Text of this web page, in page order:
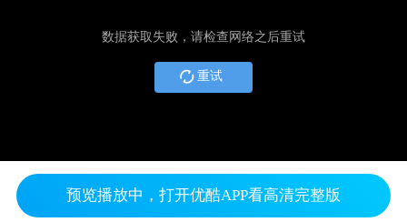
数据获取失败，请检查网络之后重试
重试
预览播放中，打开优酷APP看高清完整版